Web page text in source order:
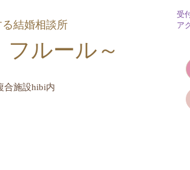
結婚相談所
フルール​～
合施設hibi内
受
ア